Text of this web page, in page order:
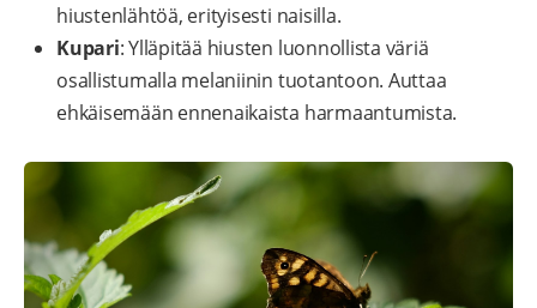
hiustenlähtöä, erityisesti naisilla.
Kupari: Ylläpitää hiusten luonnollista väriä
osallistumalla melaniinin tuotantoon. Auttaa
ehkäisemään ennenaikaista harmaantumista.